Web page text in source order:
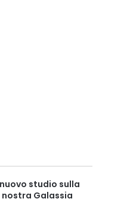
studio sulla
Galassia